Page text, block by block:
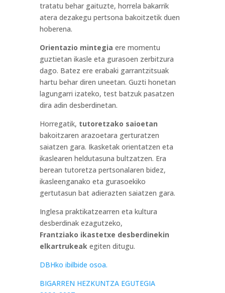
tratatu behar gaituzte, horrela bakarrik
atera dezakegu pertsona bakoitzetik duen
hoberena.
Orientazio mintegia ere momentu
guztietan ikasle eta gurasoen zerbitzura
dago. Batez ere erabaki garrantzitsuak
hartu behar diren uneetan. Guzti honetan
lagungarri izateko, test batzuk pasatzen
dira adin desberdinetan.
Horregatik, tutoretzako saioetan
bakoitzaren arazoetara gerturatzen
saiatzen gara. Ikasketak orientatzen eta
ikaslearen heldutasuna bultzatzen. Era
berean tutoretza pertsonalaren bidez,
ikasleenganako eta gurasoekiko
gertutasun bat adierazten saiatzen gara.
Inglesa praktikatzearren eta kultura
desberdinak ezagutzeko,
Frantziako ikastetxe desberdinekin
elkartrukeakegiten ditugu.
DBHko ibilbide osoa.
BIGARREN HEZKUNTZA EGUTEGIA